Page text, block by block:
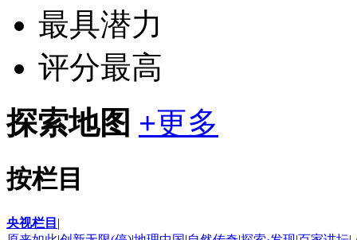
最具潜力
评分最高
探索地图 +更多
按栏目
央视栏目 |